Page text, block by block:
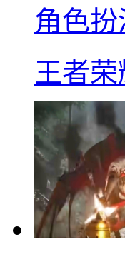
角色扮
王者